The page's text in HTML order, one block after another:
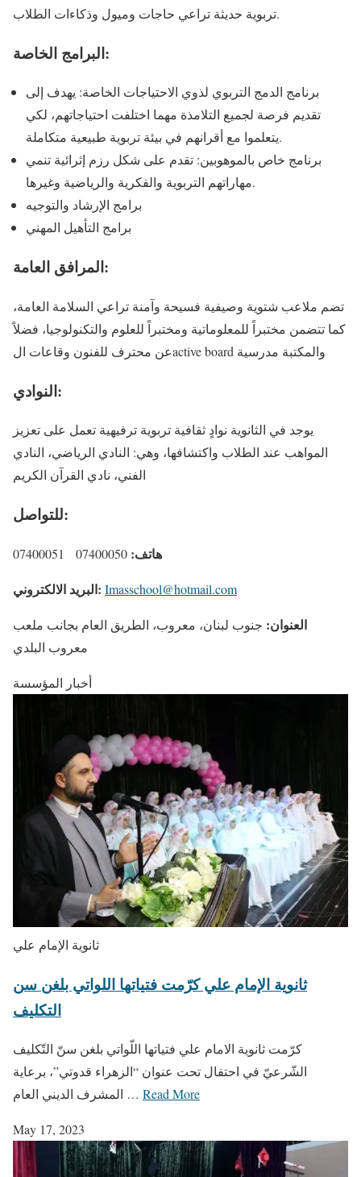
تربوية حديثة تراعي حاجات وميول وذكاءات الطلاب.
البرامج الخاصة:
برنامج الدمج التربوي لذوي الاحتياجات الخاصة: يهدف إلى
تقديم فرصة لجميع التلامذة مهما اختلفت احتياجاتهم، لكي
يتعلموا مع أقرانهم في بيئة تربوية طبيعية متكاملة.
برنامج خاص بالموهوبين: تقدم على شكل رزم إثرائية تنمي
مهاراتهم التربوية والفكرية والرياضية وغيرها.
برامج الإرشاد والتوجيه
برامج التأهيل المهني
المرافق العامة:
تضم ملاعب شتوية وصيفية فسيحة وآمنة تراعي السلامة العامة،
كما تتضمن مختبراً للمعلوماتية ومختبراً للعلوم والتكنولوجيا، فضلاً
عن محترف للفنون وقاعات الactive board والمكتبة مدرسية
النوادي:
يوجد في الثانوية نوادٍ ثقافية تربوية ترفيهية تعمل على تعزيز
المواهب عند الطلاب واكتشافها، وهي: النادي الرياضي، النادي
الفني، نادي القرآن الكريم
للتواصل:
هاتف:
البريد الالكتروني: Imasschool@hotmail.com
العنوان: جنوب لبنان، معروب، الطريق العام بجانب ملعب
معروب البلدي
أخبار المؤسسة
ثانوية الإمام علي
ثانوية الإمام علي كرّمت فتياتها اللواتي بلغن سن
التكليف
كرّمت ثانوية الامام علي فتياتها اللّواتي بلغن سنّ التّكليف
الشّرعيّ في احتفال تحت عنوان “الزهراء قدوتي”، برعاية
المشرف الديني العام … Read More
May 17, 2023